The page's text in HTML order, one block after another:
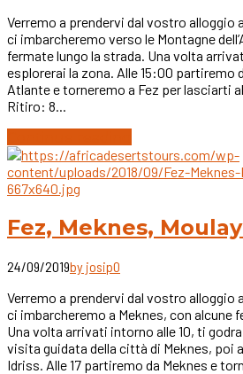
Verremo a prendervi dal vostro alloggio
ci imbarcheremo verso le Montagne
fermate lungo la strada. Una volta
esplorerai la zona. Alle 15:00 partiremo
Atlante e torneremo a Fez per lasciarti
Ritiro: 8...
Fez, Meknes,
24/09/2019by josip0
Verremo a prendervi dal vostro alloggio
ci imbarcheremo a Meknes, con alcune
Una volta arrivati intorno alle 10, ti
visita guidata della città di Meknes, poi
Idriss. Alle 17 partiremo da Meknes e